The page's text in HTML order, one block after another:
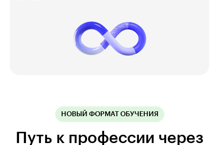
НОВЫЙ ФОРМАТ ОБУЧЕНИЯ
Путь к профессии через